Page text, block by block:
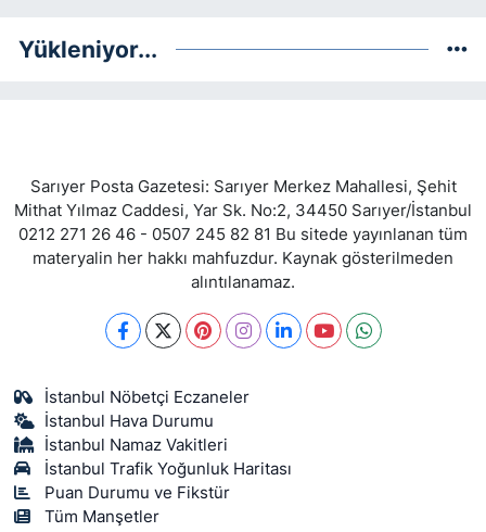
Yükleniyor...
Sarıyer Posta Gazetesi: Sarıyer Merkez Mahallesi, Şehit
Mithat Yılmaz Caddesi, Yar Sk. No:2, 34450 Sarıyer/İstanbul
0212 271 26 46 - 0507 245 82 81 Bu sitede yayınlanan tüm
materyalin her hakkı mahfuzdur. Kaynak gösterilmeden
alıntılanamaz.
İstanbul Nöbetçi Eczaneler
İstanbul Hava Durumu
İstanbul Namaz Vakitleri
İstanbul Trafik Yoğunluk Haritası
Puan Durumu ve Fikstür
Tüm Manşetler